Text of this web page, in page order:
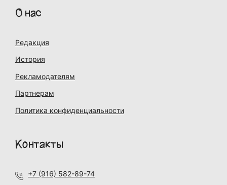
О нас
Редакция
История
Рекламодателям
Партнерам
Политика конфиденциальности
Контакты
+7 (916) 582-89-74